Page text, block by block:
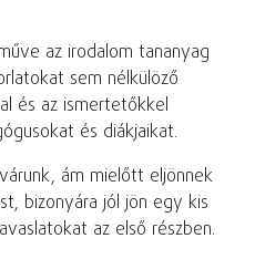
az irodalom tananyag
sem nélkülöző
és az ismertetőkkel
és diákjaikat.
ám mielőtt eljönnek
bizonyára jól jön egy kis
az első részben.